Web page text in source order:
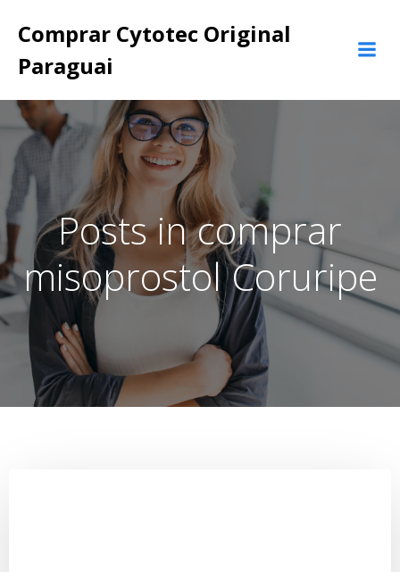
para
Comprar Cytotec Original
Paraguai
Posts in comprar
misoprostol Coruripe